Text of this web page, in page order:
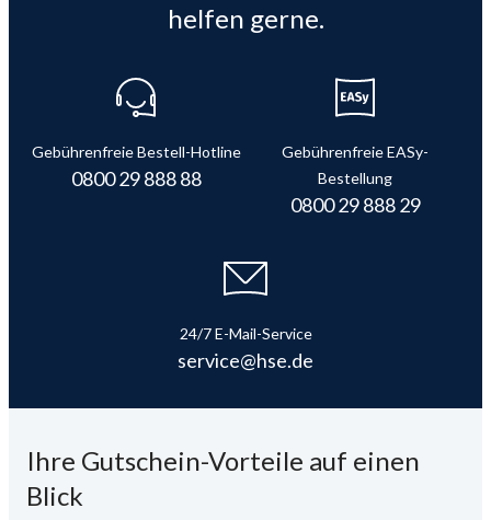
helfen gerne.
Gebührenfreie Bestell-Hotline
0800 29 888 88
Gebührenfreie EASy-
Bestellung
0800 29 888 29
24/7 E-Mail-Service
service@hse.de
Ihre Gutschein-Vorteile auf einen
Blick